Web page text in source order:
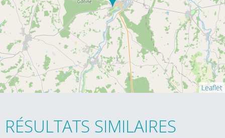
Leaflet
RÉSULTATS SIMILAIRES